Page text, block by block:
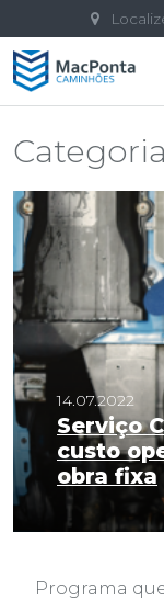
14.07.2022
Serviço
custo
obra fixa
Programa